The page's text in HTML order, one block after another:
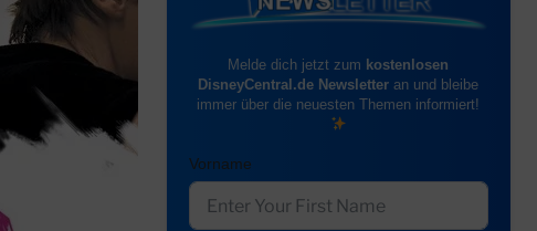
Melde dich jetzt zum kostenlosen
DisneyCentral.de Newsletter an und bleibe
immer über die neuesten Themen informiert!
Vorname